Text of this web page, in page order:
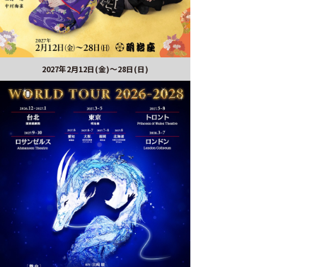
2027年2月12日(金)～28日(日)